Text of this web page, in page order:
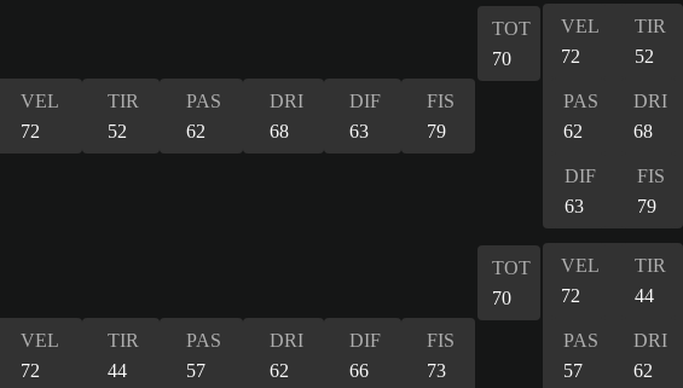
VEL
72
TIR
52
PAS
62
DRI
68
DIF
63
FIS
79
TOT
70
VEL
72
TIR
52
PAS
62
DRI
68
DIF
63
FIS
79
VEL
72
TIR
44
PAS
57
DRI
62
DIF
66
FIS
73
TOT
70
VEL
72
TIR
44
PAS
57
DRI
62